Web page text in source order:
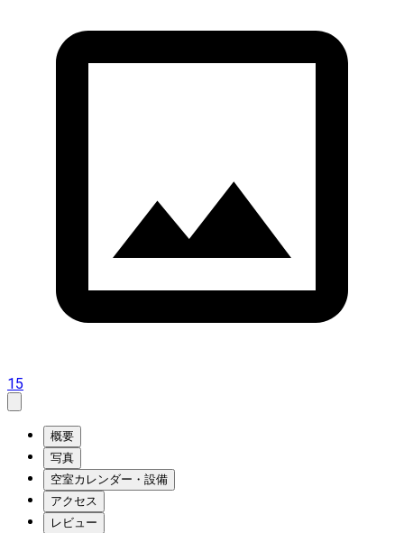
15
概要
写真
空室カレンダー・設備
アクセス
レビュー